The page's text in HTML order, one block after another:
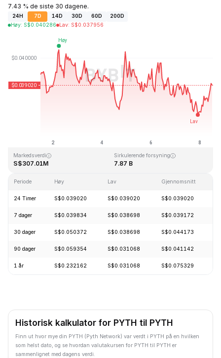
7.43 % de siste 30 dagene.
24H 7D 14D 30D 60D
200D
Høy: S$0.040286 Lav: S$0.037956
S$0.029535
Markedsverdi
S$307.01M
Sirkulerende forsyning
7.87 B
Periode Høy Lav Gjennomsnitt
24 Timer S$0.039020 S$0.039020 S$0.039020
7 dager S$0.039834 S$0.038698 S$0.039172
30 dager S$0.050372 S$0.038698 S$0.044173
90 dager S$0.059354 S$0.031068 S$0.041142
1 år S$0.232162 S$0.031068 S$0.075329
Historisk kalkulator for PYTH til PYTH
Finn ut hvor mye din PYTH (Pyth Network) var verdt i PYTH på en hvilken
som helst dato, og se hvordan valutakursen for PYTH til PYTH er
sammenlignet med dagens verdi.